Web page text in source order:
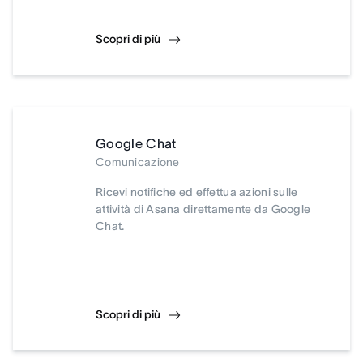
Scopri di più
Google Chat
Comunicazione
Ricevi notifiche ed effettua azioni sulle
attività di Asana direttamente da Google
Chat.
Scopri di più